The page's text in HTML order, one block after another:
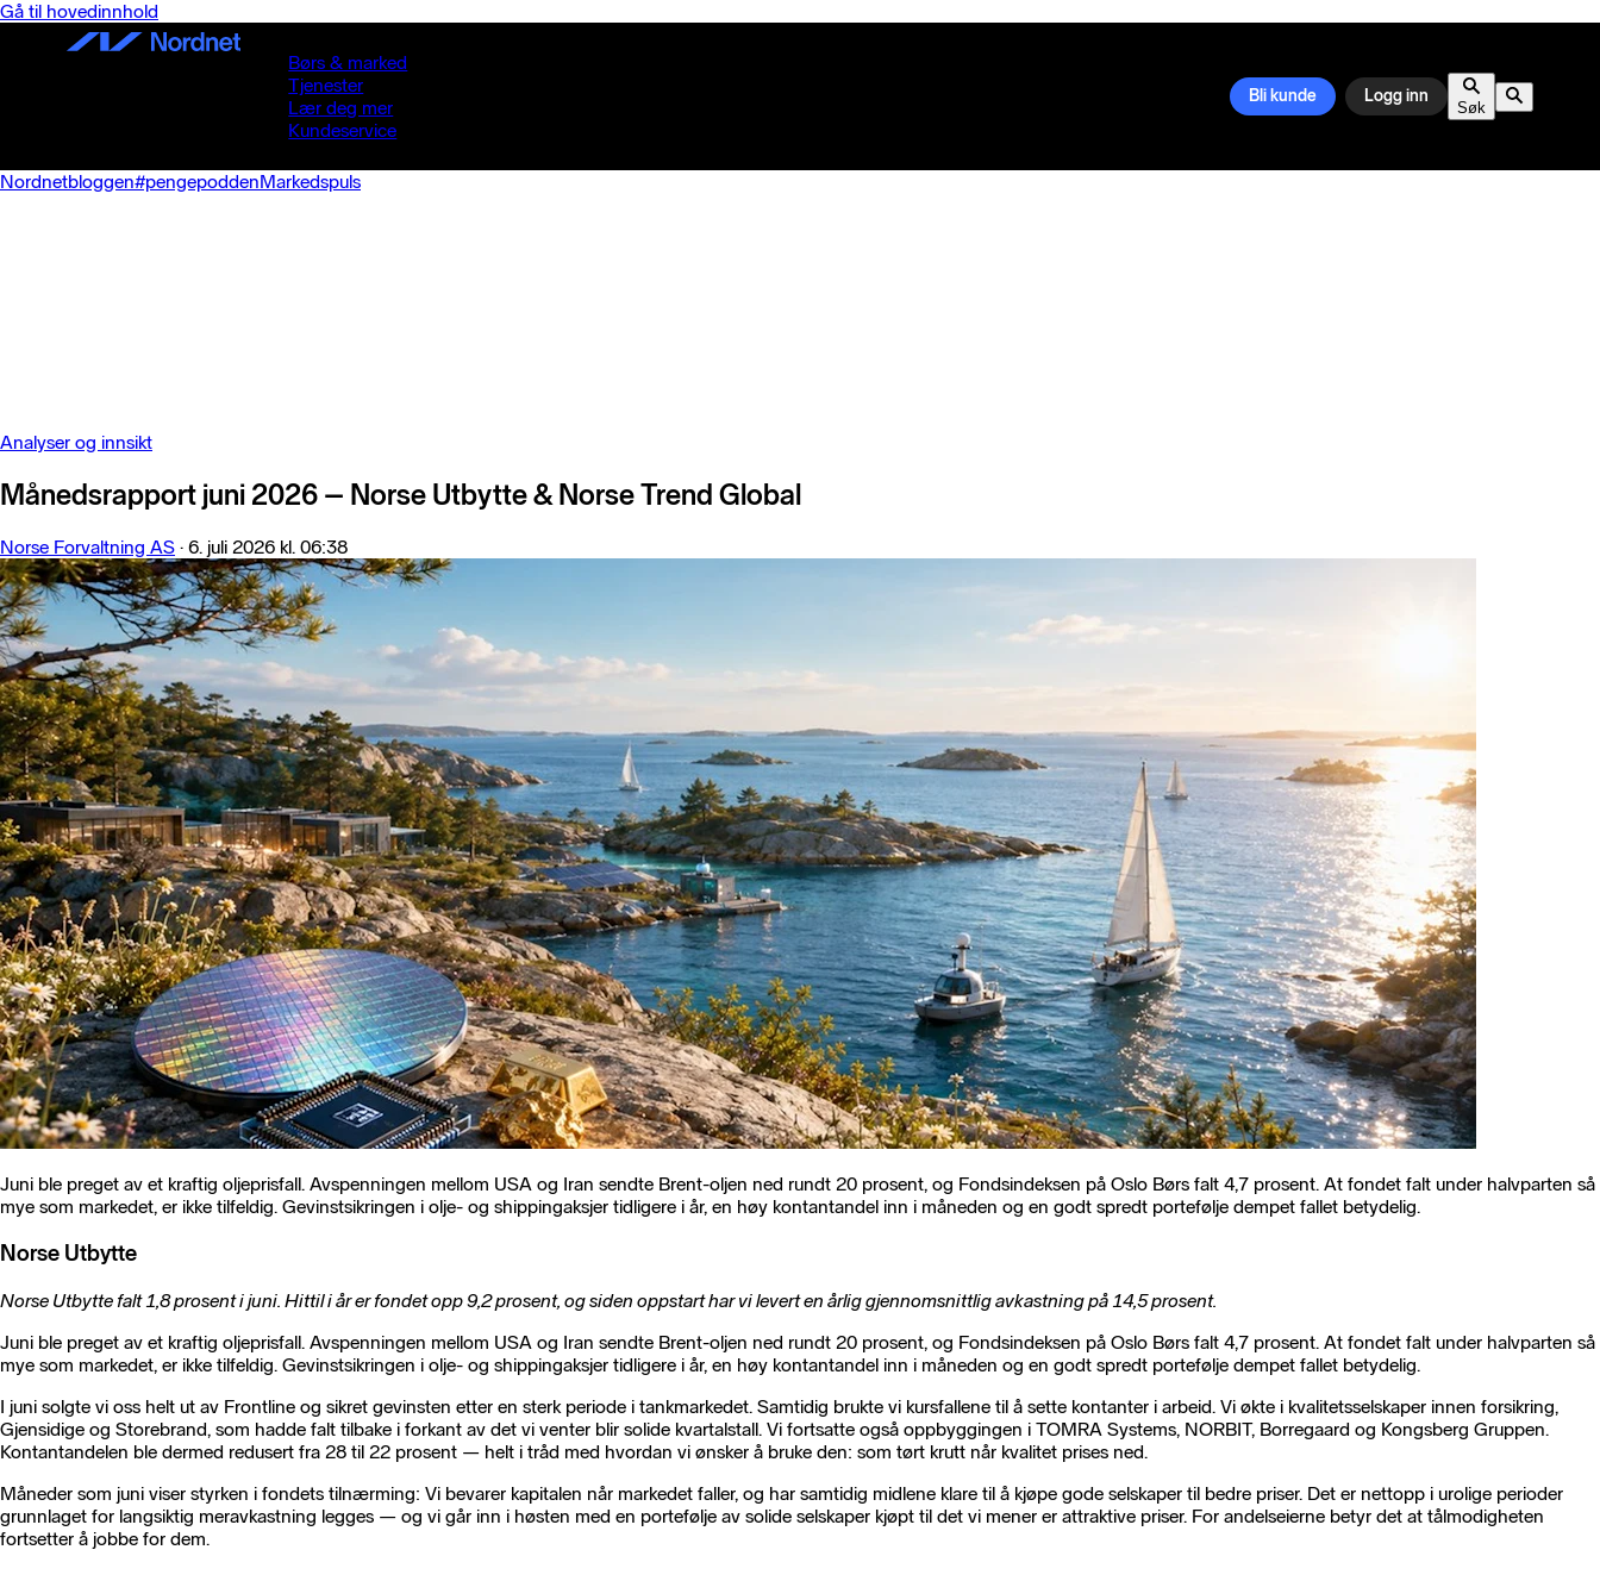
Gå til hovedinnhold
Børs & marked
Tjenester
Lær deg mer
Kundeservice
Bli kunde Logg inn
Søk
Nordnetbloggen#pengepoddenMarkedspuls
Analyser og innsikt
Månedsrapport juni 2026 – Norse Utbytte & Norse Trend Global
Norse Forvaltning AS · 6. juli 2026 kl. 06:38
Juni ble preget av et kraftig oljeprisfall. Avspenningen mellom USA og Iran sendte Brent-oljen ned rundt 20 prosent, og Fondsindeksen på Oslo Børs falt 4,7 prosent. At fondet falt under halvparten så
mye som markedet, er ikke tilfeldig. Gevinstsikringen i olje- og shippingaksjer tidligere i år, en høy kontantandel inn i måneden og en godt spredt portefølje dempet fallet betydelig.
Norse Utbytte
Norse Utbytte falt 1,8 prosent i juni. Hittil i år er fondet opp 9,2 prosent, og siden oppstart har vi levert en årlig gjennomsnittlig avkastning på 14,5 prosent.
Juni ble preget av et kraftig oljeprisfall. Avspenningen mellom USA og Iran sendte Brent-oljen ned rundt 20 prosent, og Fondsindeksen på Oslo Børs falt 4,7 prosent. At fondet falt under halvparten så
mye som markedet, er ikke tilfeldig. Gevinstsikringen i olje- og shippingaksjer tidligere i år, en høy kontantandel inn i måneden og en godt spredt portefølje dempet fallet betydelig.
I juni solgte vi oss helt ut av Frontline og sikret gevinsten etter en sterk periode i tankmarkedet. Samtidig brukte vi kursfallene til å sette kontanter i arbeid. Vi økte i kvalitetsselskaper innen forsikring,
Gjensidige og Storebrand, som hadde falt tilbake i forkant av det vi venter blir solide kvartalstall. Vi fortsatte også oppbyggingen i TOMRA Systems, NORBIT, Borregaard og Kongsberg Gruppen.
Kontantandelen ble dermed redusert fra 28 til 22 prosent — helt i tråd med hvordan vi ønsker å bruke den: som tørt krutt når kvalitet prises ned.
Måneder som juni viser styrken i fondets tilnærming: Vi bevarer kapitalen når markedet faller, og har samtidig midlene klare til å kjøpe gode selskaper til bedre priser. Det er nettopp i urolige perioder
grunnlaget for langsiktig meravkastning legges — og vi går inn i høsten med en portefølje av solide selskaper kjøpt til det vi mener er attraktive priser. For andelseierne betyr det at tålmodigheten
fortsetter å jobbe for dem.